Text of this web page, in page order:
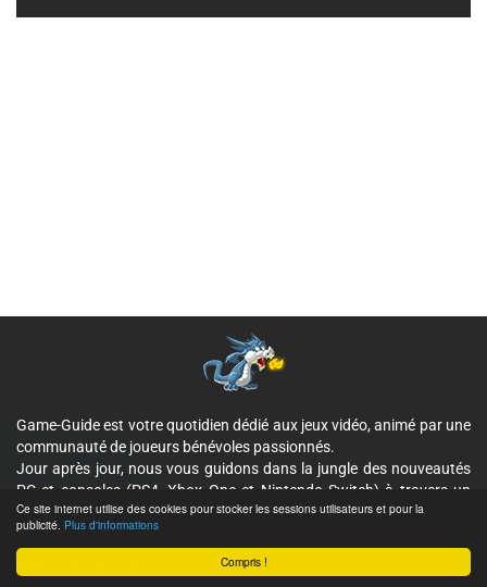
Compris !
Ce site internet utilise des cookies pour stocker les sessions utilisateurs et pour la
publicité. Plus d'informations
Game-Guide est votre quotidien dédié aux jeux vidéo, animé par une
communauté de joueurs bénévoles passionnés.
Jour après jour, nous vous guidons dans la jungle des nouveautés
PC et consoles (PS4, Xbox One et Nintendo Switch) à travers un
aperçu. Mais aussi ponctuellement des guides de jeu, des
concours...
contact@game-guide.fr